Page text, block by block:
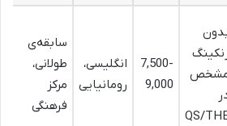
QS/
7,500-
9,000
انگلیسی،
رومانیایی
سابقه‌ی
طولانی،
مرکز
فرهنگی